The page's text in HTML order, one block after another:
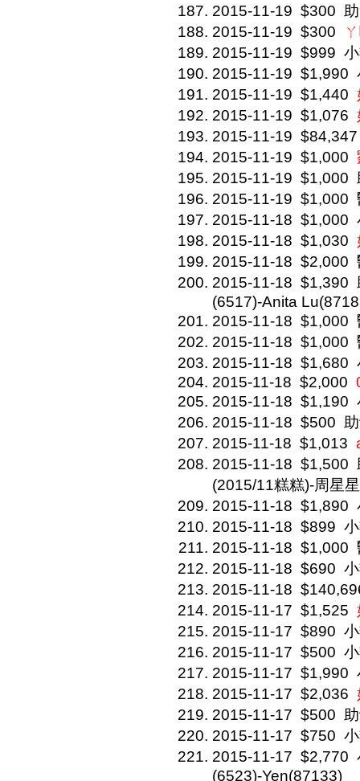
2015-11-19 $300
2015-11-19 $300
2015-11-19 $999
2015-11-19 $1,990
2015-11-19 $1,440
2015-11-19 $1,076
2015-11-19 $84,347
2015-11-19 $1,000
2015-11-19 $1,000
2015-11-19 $1,000
2015-11-18 $1,000
2015-11-18 $1,030
2015-11-18 $2,000
2015-11-18 $1,390
(6517)-Anita
2015-11-18 $1,000
2015-11-18 $1,000
2015-11-18 $1,680
2015-11-18 $2,000
2015-11-18 $1,190
2015-11-18 $500
2015-11-18 $1,013
2015-11-18 $1,500
(2015/11糕糕)-周星
2015-11-18 $1,890
2015-11-18 $899
2015-11-18 $1,000
2015-11-18 $690
2015-11-18
2015-11-17 $1,525
2015-11-17 $890
2015-11-17 $500
2015-11-17 $1,990
2015-11-17 $2,036
2015-11-17 $500
2015-11-17 $750
2015-11-17 $2,770
(6523)-Yen(87133)